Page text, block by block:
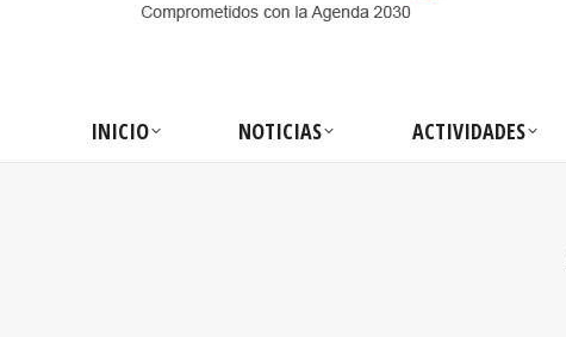
INICIO NOTICIAS ACTIVIDADES